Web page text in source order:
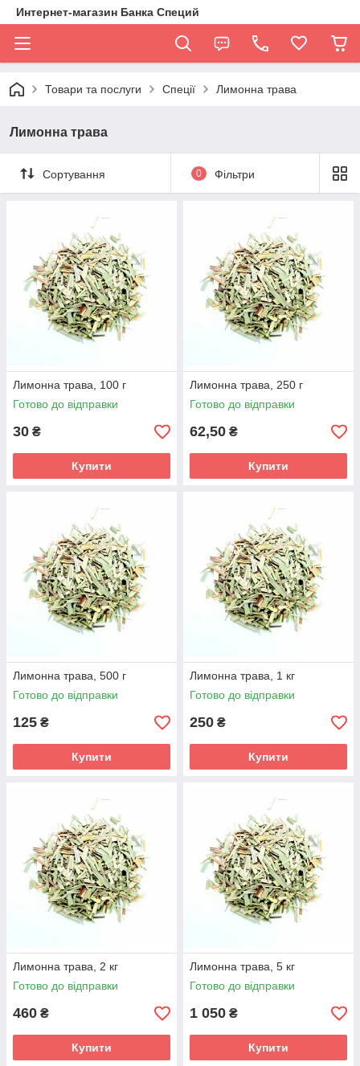
Интернет-магазин Банка Специй
Товари та послуги Спеції Лимонна трава
Лимонна трава
Сортування 0 Фільтри
Лимонна трава, 100 г
Готово до відправки
30 ₴
Купити
Лимонна трава, 250 г
Готово до відправки
62,50 ₴
Купити
Лимонна трава, 500 г
Готово до відправки
125 ₴
Купити
Лимонна трава, 1 кг
Готово до відправки
250 ₴
Купити
Лимонна трава, 2 кг
Готово до відправки
460 ₴
Купити
Лимонна трава, 5 кг
Готово до відправки
1 050 ₴
Купити